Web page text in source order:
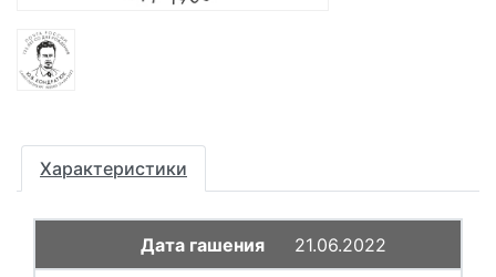
Характеристики
21.06.2022